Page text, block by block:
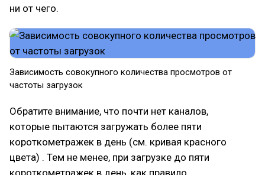
ни от чего.
Зависимость совокупного количества просмотров от
частоты загрузок
Обратите внимание, что почти нет каналов,
которые пытаются загружать более пяти
короткометражек в день (см. кривая красного
цвета) . Тем не менее, при загрузке до пяти
короткометражек в день, как правило,